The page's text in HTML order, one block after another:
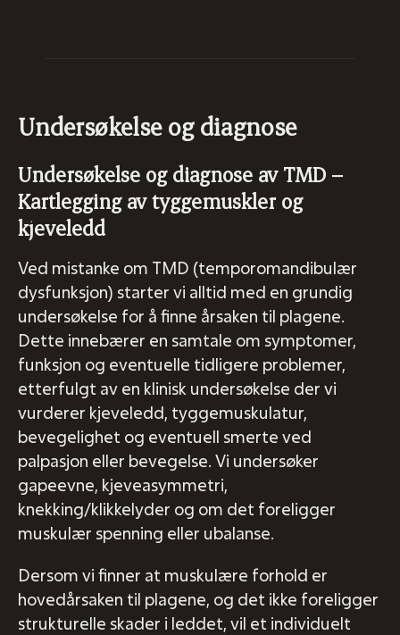
Undersøkelse og diagnose
Undersøkelse og diagnose av TMD –
Kartlegging av tyggemuskler og
kjeveledd
Ved mistanke om TMD (temporomandibulær
dysfunksjon) starter vi alltid med en grundig
undersøkelse for å finne årsaken til plagene.
Dette innebærer en samtale om symptomer,
funksjon og eventuelle tidligere problemer,
etterfulgt av en klinisk undersøkelse der vi
vurderer kjeveledd, tyggemuskulatur,
bevegelighet og eventuell smerte ved
palpasjon eller bevegelse. Vi undersøker
gapeevne, kjeveasymmetri,
knekking/klikkelyder og om det foreligger
muskulær spenning eller ubalanse.
Dersom vi finner at muskulære forhold er
hovedårsaken til plagene, og det ikke foreligger
strukturelle skader i leddet, vil et individuelt